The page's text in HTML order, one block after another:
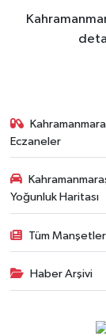
Eczaneler
Yoğunluk Haritası
Tüm Manşetler
Haber Arşivi